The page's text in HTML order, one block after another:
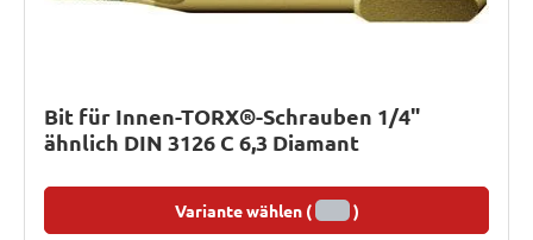
Bit für Innen-TORX®-Schrauben 1/4"
ähnlich DIN 3126 C 6,3 Diamant
Variante wählen ( )